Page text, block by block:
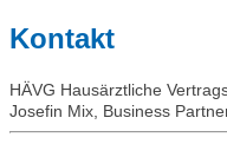
Kontakt
HÄVG Hausärztliche
Josefin Mix, Business